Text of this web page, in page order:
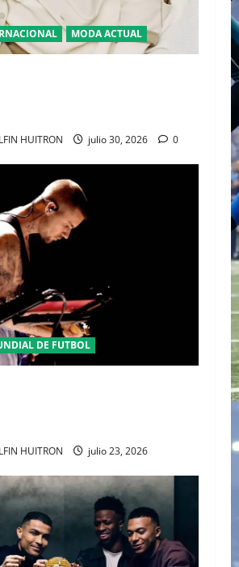
MODA ACTUAL
HUITRON julio 30, 2026 0
DE FUTBOL
HUITRON julio 23, 2026